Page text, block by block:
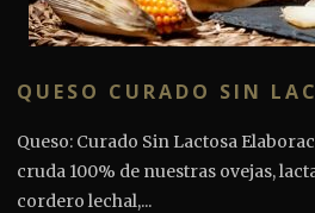
QUESO CURADO SIN
Queso: Curado Sin Lactosa
cruda 100% de nuestras ovejas,
cordero lechal,...